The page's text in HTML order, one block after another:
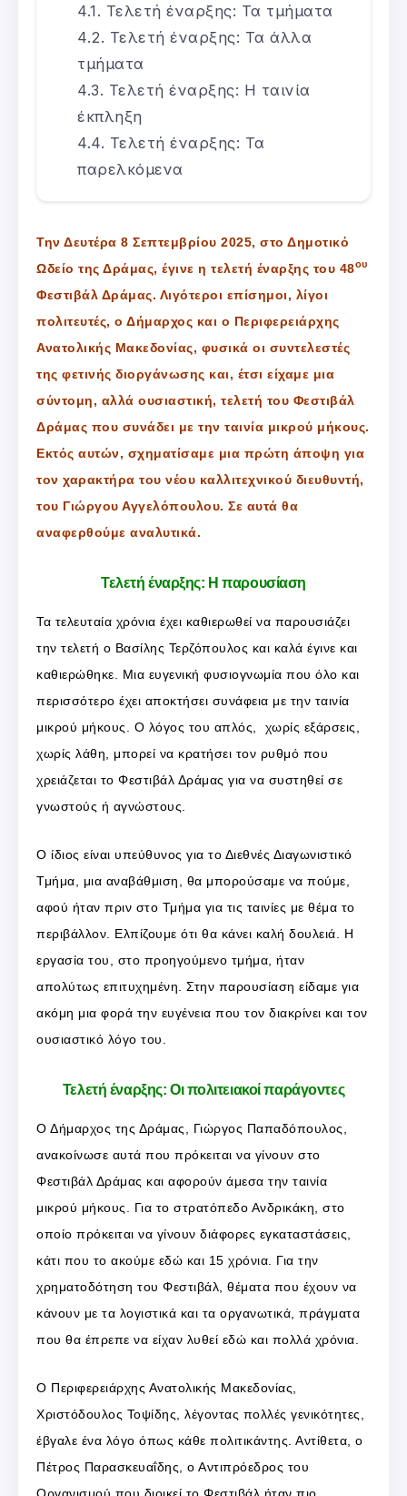
Τελετή έναρξης: Τα τμήματα
Τελετή έναρξης: Τα άλλα
τμήματα
Τελετή έναρξης: Η ταινία
έκπληξη
Τελετή έναρξης: Τα
παρελκόμενα
Την Δευτέρα 8 Σεπτεμβρίου 2025, στο Δημοτικό
Ωδείο της Δράμας, έγινε η τελετή έναρξης του 48ου
Φεστιβάλ Δράμας. Λιγότεροι επίσημοι, λίγοι
πολιτευτές, ο Δήμαρχος και ο Περιφερειάρχης
Ανατολικής Μακεδονίας, φυσικά οι συντελεστές
της φετινής διοργάνωσης και, έτσι είχαμε μια
σύντομη, αλλά ουσιαστική, τελετή του Φεστιβάλ
Δράμας που συνάδει με την ταινία μικρού μήκους.
Εκτός αυτών, σχηματίσαμε μια πρώτη άποψη για
τον χαρακτήρα του νέου καλλιτεχνικού διευθυντή,
του Γιώργου Αγγελόπουλου. Σε αυτά θα
αναφερθούμε αναλυτικά.
Τελετή έναρξης: Η παρουσίαση
Τα τελευταία χρόνια έχει καθιερωθεί να παρουσιάζει
την τελετή ο Βασίλης Τερζόπουλος και καλά έγινε και
καθιερώθηκε. Μια ευγενική φυσιογνωμία που όλο και
περισσότερο έχει αποκτήσει συνάφεια με την ταινία
μικρού μήκους. Ο λόγος του απλός, χωρίς εξάρσεις,
χωρίς λάθη, μπορεί να κρατήσει τον ρυθμό που
χρειάζεται το Φεστιβάλ Δράμας για να συστηθεί σε
γνωστούς ή αγνώστους.
Ο ίδιος είναι υπεύθυνος για το Διεθνές Διαγωνιστικό
Τμήμα, μια αναβάθμιση, θα μπορούσαμε να πούμε,
αφού ήταν πριν στο Τμήμα για τις ταινίες με θέμα το
περιβάλλον. Ελπίζουμε ότι θα κάνει καλή δουλειά. Η
εργασία του, στο προηγούμενο τμήμα, ήταν
απολύτως επιτυχημένη. Στην παρουσίαση είδαμε για
ακόμη μια φορά την ευγένεια που τον διακρίνει και τον
ουσιαστικό λόγο του.
Τελετή έναρξης: Οι πολιτειακοί παράγοντες
Ο Δήμαρχος της Δράμας, Γιώργος Παπαδόπουλος,
ανακοίνωσε αυτά που πρόκειται να γίνουν στο
Φεστιβάλ Δράμας και αφορούν άμεσα την ταινία
μικρού μήκους. Για το στρατόπεδο Ανδρικάκη, στο
οποίο πρόκειται να γίνουν διάφορες εγκαταστάσεις,
κάτι που το ακούμε εδώ και 15 χρόνια. Για την
χρηματοδότηση του Φεστιβάλ, θέματα που έχουν να
κάνουν με τα λογιστικά και τα οργανωτικά, πράγματα
που θα έπρεπε να είχαν λυθεί εδώ και πολλά χρόνια.
Ο Περιφερειάρχης Ανατολικής Μακεδονίας,
Χριστόδουλος Τοψίδης, λέγοντας πολλές γενικότητες,
έβγαλε ένα λόγο όπως κάθε πολιτικάντης. Αντίθετα, ο
Πέτρος Παρασκευαΐδης, ο Αντιπρόεδρος του
Οργανισμού που διοικεί το Φεστιβάλ ήταν πιο